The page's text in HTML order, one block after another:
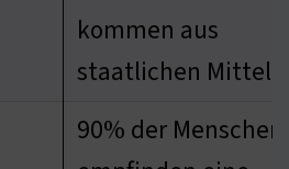
kommen aus
staatlichen Mitteln
90% der Menschen